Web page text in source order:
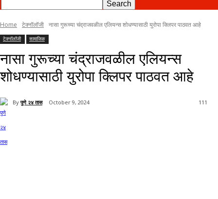
Home टेक्नॉलॉजी नासा गुरूच्या चंद्राजवळील एलियन्स शोधण्यासाठी युरोपा क्लिपर पाठवत आहे
टेक्नॉलॉजी सामाजिक
नासा गुरूच्या चंद्राजवळील एलियन्स
शोधण्यासाठी युरोपा क्लिपर पाठवत आहे
By पुणे २४ तास October 9, 2024 111